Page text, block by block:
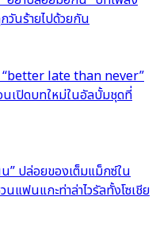
นร้ายไปด้วยกัน
“better late than never”
เปิดบทใหม่ในอัลบั้มชุดที่
” ปล่อยของเต็มแม็กซ์ใน
แฟนแกะท่าล่าไวรัลทั้งโซเชีย